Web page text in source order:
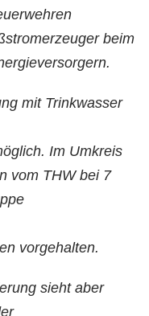
beim
mit Trinkwasser
Im Umkreis
vom THW bei 7
vorgehalten.
sieht aber